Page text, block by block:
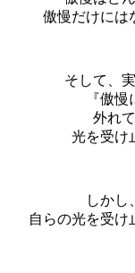
傲慢だけには
そして、
『傲
外れ
光を受け
しかし
自らの光を受け